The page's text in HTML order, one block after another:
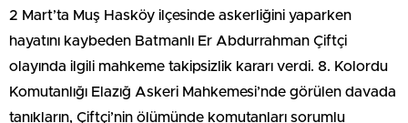
2 Mart’ta Muş Hasköy ilçesinde askerliğini yaparken
hayatını kaybeden Batmanlı Er Abdurrahman Çiftçi
olayında ilgili mahkeme takipsizlik kararı verdi. 8. Kolordu
Komutanlığı Elazığ Askeri Mahkemesi’nde görülen davada
tanıkların, Çiftçi’nin ölümünde komutanları sorumlu